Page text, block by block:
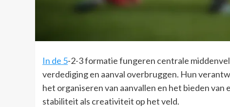
In de 5-2-3 formatie fungeren centrale
verdediging en aanval overbruggen. Hun
het organiseren van aanvallen en het bieden
stabiliteit als creativiteit op het veld.